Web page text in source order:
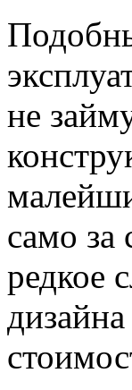
не
само за
редкое